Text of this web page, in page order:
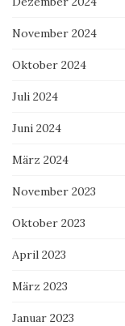
November 2024
Oktober 2024
Juli 2024
Juni 2024
März 2024
November 2023
Oktober 2023
April 2023
März 2023
Januar 2023